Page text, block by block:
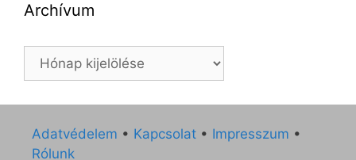
Archívum
Archívum
Adatvédelem • Kapcsolat • Impresszum •
Rólunk